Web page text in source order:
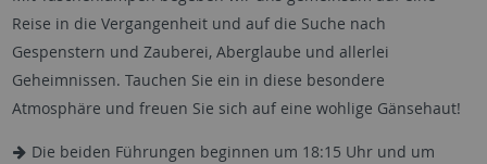
Reise in die Vergangenheit und auf die Suche nach
Gespenstern und Zauberei, Aberglaube und allerlei
Geheimnissen. Tauchen Sie ein in diese besondere
Atmosphäre und freuen Sie sich auf eine wohlige Gänsehaut!
Die beiden Führungen beginnen um 18:15 Uhr und um